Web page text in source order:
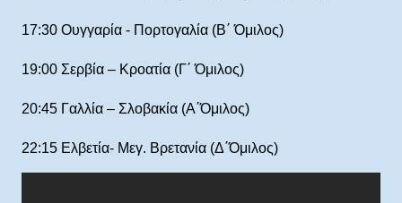
17:30 Ουγγαρία - Πορτογαλία (Β΄ Όμιλος)
19:00 Σερβία – Κροατία (Γ΄ Όμιλος)
20:45 Γαλλία – Σλοβακία (Α΄Όμιλος)
22:15 Ελβετία- Μεγ. Βρετανία (Δ΄Όμιλος)